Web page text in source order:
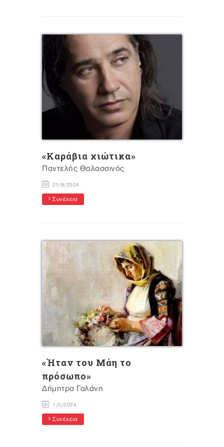
«Καράβια χιώτικα»
Παντελής Θαλασσινός
21/8/2024
Συνέχεια
«Ήταν του Μάη το
πρόσωπο»
Δήμητρα Γαλάνη
1/5/2024
Συνέχεια